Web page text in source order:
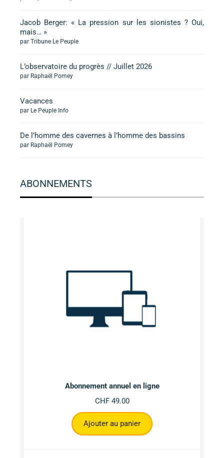
Jacob Berger: « La pression sur les sionistes ? Oui,
mais… »
par Tribune Le Peuple
L’observatoire du progrès // Juillet 2026
par Raphaël Pomey
Vacances
par Le Peuple Info
De l’homme des cavernes à l’homme des bassins
par Raphaël Pomey
ABONNEMENTS
Abonnement annuel en ligne
CHF49.00
Ajouter au panier